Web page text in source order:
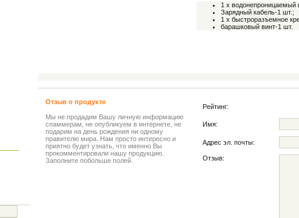
1 х водонепроницаемый
Зарядный кабель-1 шт.;
1 x быстроразъемное
барашковый винт-1 шт.
Отзыв о продукте
Мы не продадим Вашу личную информацию
спаммерам, не опубликуем в интернете, не
подарим на день рождения ни одному
правителю мира. Нам просто интересно и
приятно будет узнать, что именно Вы
прокомментировали нашу продукцию.
Заполните побольше полей.
Рейтинг:
Имя:
Адрес эл. почты:
Отзыв: